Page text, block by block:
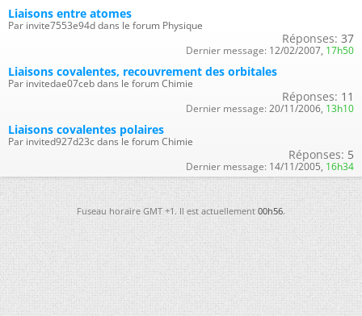
Liaisons entre atomes
Par invite7553e94d dans le forum Physique
Réponses: 37
Dernier message: 12/02/2007, 17h50
Liaisons covalentes, recouvrement des orbitales
Par invitedae07ceb dans le forum Chimie
Réponses: 11
Dernier message: 20/11/2006, 13h10
Liaisons covalentes polaires
Par invited927d23c dans le forum Chimie
Réponses: 5
Dernier message: 14/11/2005, 16h34
Fuseau horaire GMT +1. Il est actuellement00h56.